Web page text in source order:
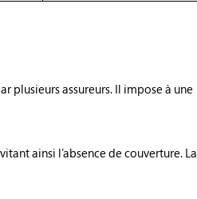
plusieurs assureurs. Il impose à une
ainsi l’absence de couverture. La